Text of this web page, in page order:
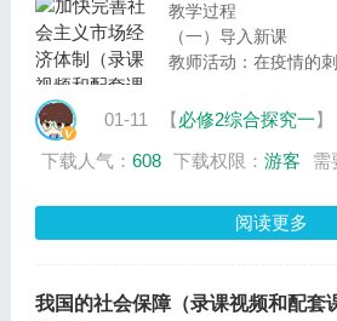
教学过程
（一）导入新课
教师活动：在疫情的
元。到2022年中国社
态，该如何实现更好
设计意图：导入新课
01-11 【必修2综合探究一】
下载人气： 608 下载权限： 游客 需
阅读更多
我国的社会保障（录课视频和配套